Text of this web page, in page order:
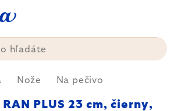
Nože Na pečivo
PLUS 23 cm, čierny,